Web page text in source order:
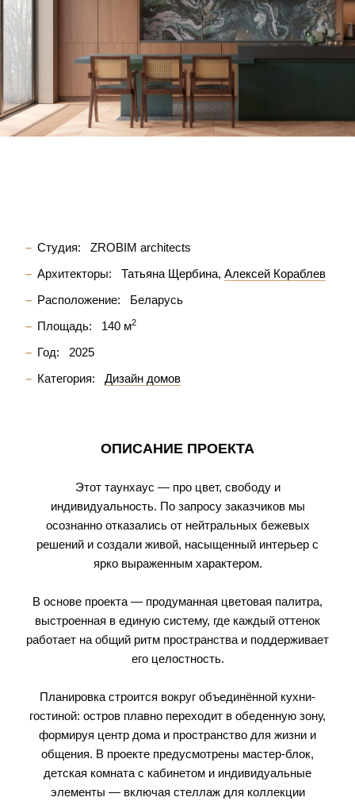
Студия:
ZROBIM architects
Архитекторы:
Татьяна Щербина Алексей Кораблев
Расположение:
Беларусь
Площадь:
140 м2
Год:
2025
Категория:
Дизайн домов
ОПИСАНИЕ ПРОЕКТА
Этот таунхаус — про цвет, свободу и
индивидуальность. По запросу заказчиков мы
осознанно отказались от нейтральных бежевых
решений и создали живой, насыщенный интерьер с
ярко выраженным характером.
В основе проекта — продуманная цветовая палитра,
выстроенная в единую систему, где каждый оттенок
работает на общий ритм пространства и поддерживает
его целостность.
Планировка строится вокруг объединённой кухни-
гостиной: остров плавно переходит в обеденную зону,
формируя центр дома и пространство для жизни и
общения. В проекте предусмотрены мастер-блок,
детская комната с кабинетом и индивидуальные
элементы — включая стеллаж для коллекции